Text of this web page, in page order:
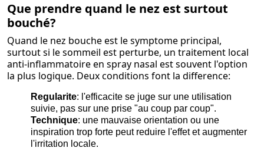
Que prendre quand le nez est surtout
bouché?
Quand le nez bouche est le symptome principal,
surtout si le sommeil est perturbe, un traitement local
anti-inflammatoire en spray nasal est souvent l'option
la plus logique. Deux conditions font la difference:
Regularite: l'efficacite se juge sur une utilisation
suivie, pas sur une prise "au coup par coup".
Technique: une mauvaise orientation ou une
inspiration trop forte peut reduire l'effet et augmenter
l'irritation locale.